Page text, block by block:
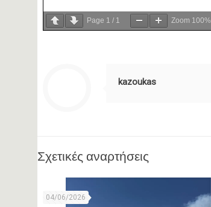
Page 1 / 1 Zoom 100%
kazoukas
Σχετικές αναρτήσεις
04/06/2026